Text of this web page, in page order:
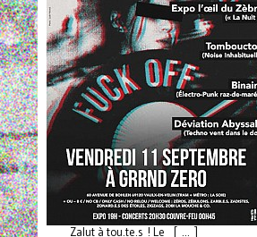
Zalut à tou.te.s ! Le [ ... ]